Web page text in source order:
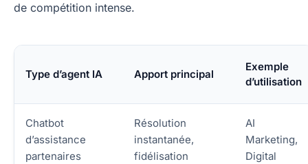
de compétition intense.
Type d’agent IA Apport principal
Exemple
d’utilisation
Chatbot
d’assistance
partenaires
Résolution
instantanée,
fidélisation
AI
Marketing,
Digital